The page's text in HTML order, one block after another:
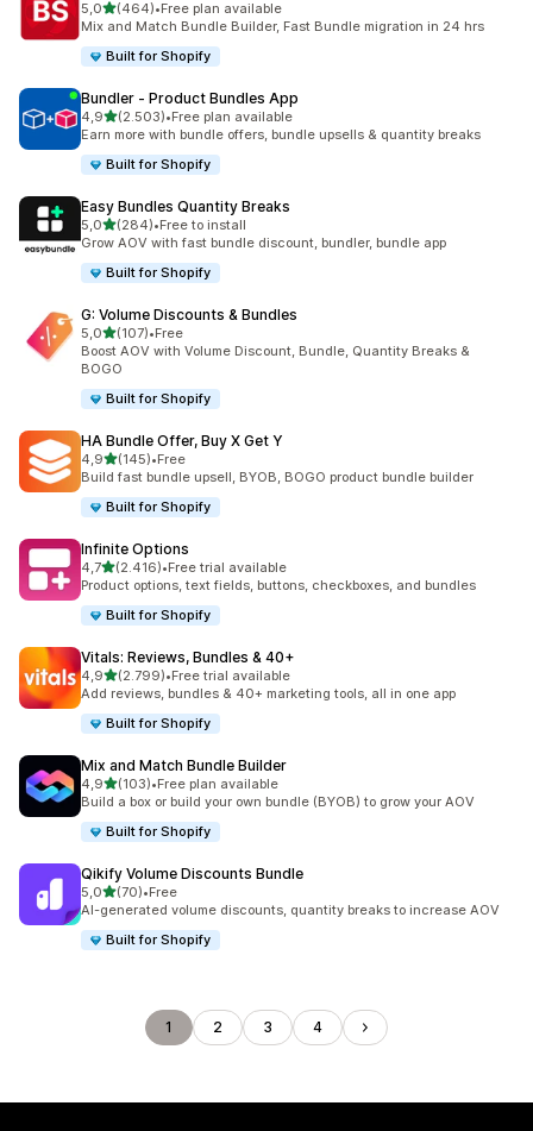
5,0de 5 estrelas
(464)
464 total de avaliações
•Free plan available
Mix and Match Bundle Builder, Fast Bundle migration in 24 hrs
Built for Shopify
Bundler ‑ Product Bundles App
4,9de 5 estrelas
(2.503)
2503 total de avaliações
•Free plan available
Earn more with bundle offers, bundle upsells & quantity breaks
Built for Shopify
Easy Bundles Quantity Breaks
5,0de 5 estrelas
(284)
284 total de avaliações
•Free to install
Grow AOV with fast bundle discount, bundler, bundle app
Built for Shopify
G: Volume Discounts & Bundles
5,0de 5 estrelas
(107)
107 total de avaliações
•Free
Boost AOV with Volume Discount, Bundle, Quantity Breaks &
BOGO
Built for Shopify
HA Bundle Offer, Buy X Get Y
4,9de 5 estrelas
(145)
145 total de avaliações
•Free
Build fast bundle upsell, BYOB, BOGO product bundle builder
Built for Shopify
Infinite Options
4,7de 5 estrelas
(2.416)
2416 total de avaliações
•Free trial available
Product options, text fields, buttons, checkboxes, and bundles
Built for Shopify
Vitals: Reviews, Bundles & 40+
4,9de 5 estrelas
(2.799)
2799 total de avaliações
•Free trial available
Add reviews, bundles & 40+ marketing tools, all in one app
Built for Shopify
Mix and Match Bundle Builder
4,9de 5 estrelas
(103)
103 total de avaliações
•Free plan available
Build a box or build your own bundle (BYOB) to grow your AOV
Built for Shopify
Qikify Volume Discounts Bundle
5,0de 5 estrelas
(70)
70 total de avaliações
•Free
AI-generated volume discounts, quantity breaks to increase AOV
Built for Shopify
1 2 3 4